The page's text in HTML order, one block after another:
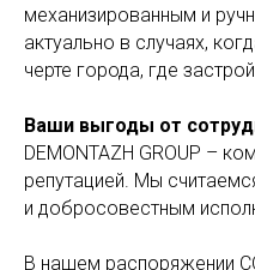
механизированным и
актуально в случаях,
черте города, где
Ваши выгоды от
DEMONTAZH GROUP –
репутацией. Мы
и добросовестным
В нашем распоряжении